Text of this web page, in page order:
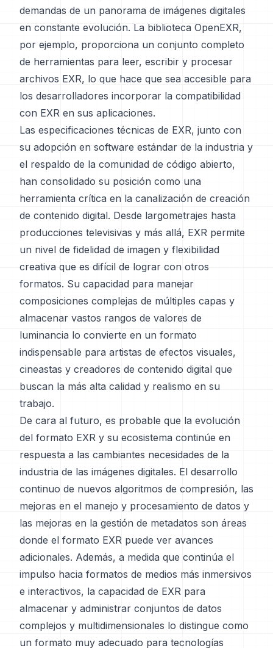
demandas de un panorama de imágenes digitales
en constante evolución. La biblioteca OpenEXR,
por ejemplo, proporciona un conjunto completo
de herramientas para leer, escribir y procesar
archivos EXR, lo que hace que sea accesible para
los desarrolladores incorporar la compatibilidad
con EXR en sus aplicaciones.
Las especificaciones técnicas de EXR, junto con
su adopción en software estándar de la industria y
el respaldo de la comunidad de código abierto,
han consolidado su posición como una
herramienta crítica en la canalización de creación
de contenido digital. Desde largometrajes hasta
producciones televisivas y más allá, EXR permite
un nivel de fidelidad de imagen y flexibilidad
creativa que es difícil de lograr con otros
formatos. Su capacidad para manejar
composiciones complejas de múltiples capas y
almacenar vastos rangos de valores de
luminancia lo convierte en un formato
indispensable para artistas de efectos visuales,
cineastas y creadores de contenido digital que
buscan la más alta calidad y realismo en su
trabajo.
De cara al futuro, es probable que la evolución
del formato EXR y su ecosistema continúe en
respuesta a las cambiantes necesidades de la
industria de las imágenes digitales. El desarrollo
continuo de nuevos algoritmos de compresión, las
mejoras en el manejo y procesamiento de datos y
las mejoras en la gestión de metadatos son áreas
donde el formato EXR puede ver avances
adicionales. Además, a medida que continúa el
impulso hacia formatos de medios más inmersivos
e interactivos, la capacidad de EXR para
almacenar y administrar conjuntos de datos
complejos y multidimensionales lo distingue como
un formato muy adecuado para tecnologías